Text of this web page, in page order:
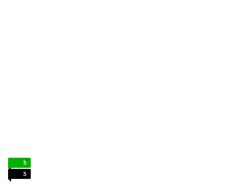
3
3